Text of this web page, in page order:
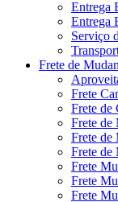
Entrega
Entrega
Serviço
Frete de
Frete
Frete de
Frete de
Frete de
Frete de
Frete
Frete
Frete